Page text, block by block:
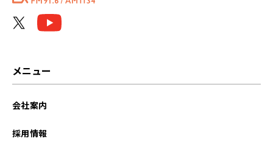
メニュー
会社案内
採用情報